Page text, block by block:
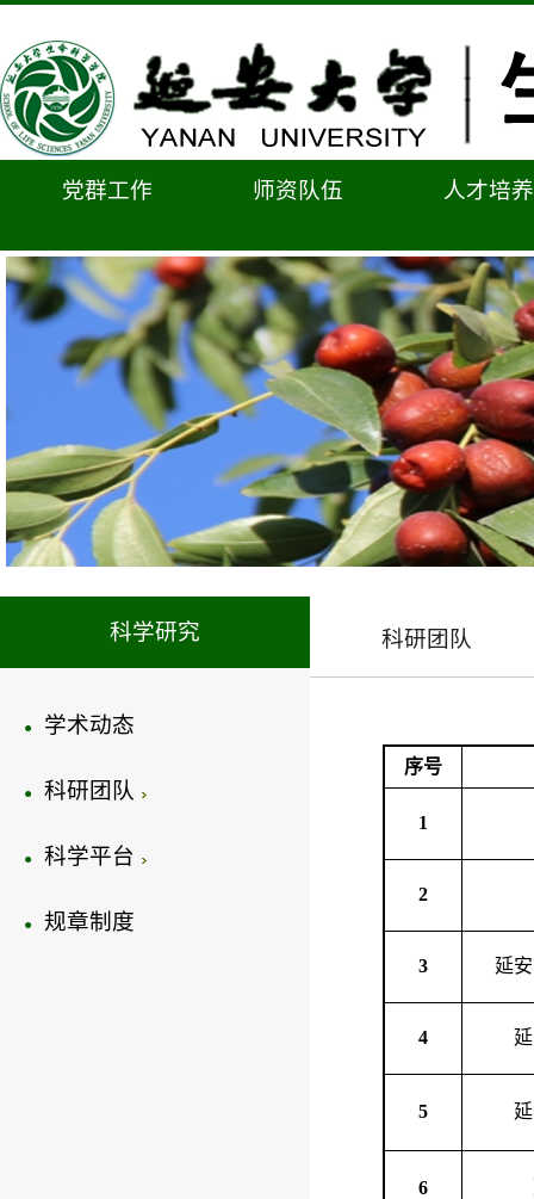
党群工作 师资队伍 人才培
科学研究
● 学术动态
● 科研团队
● 科学平台
● 规章制度
科研团队
序号
1
2
3 延
4
5
6